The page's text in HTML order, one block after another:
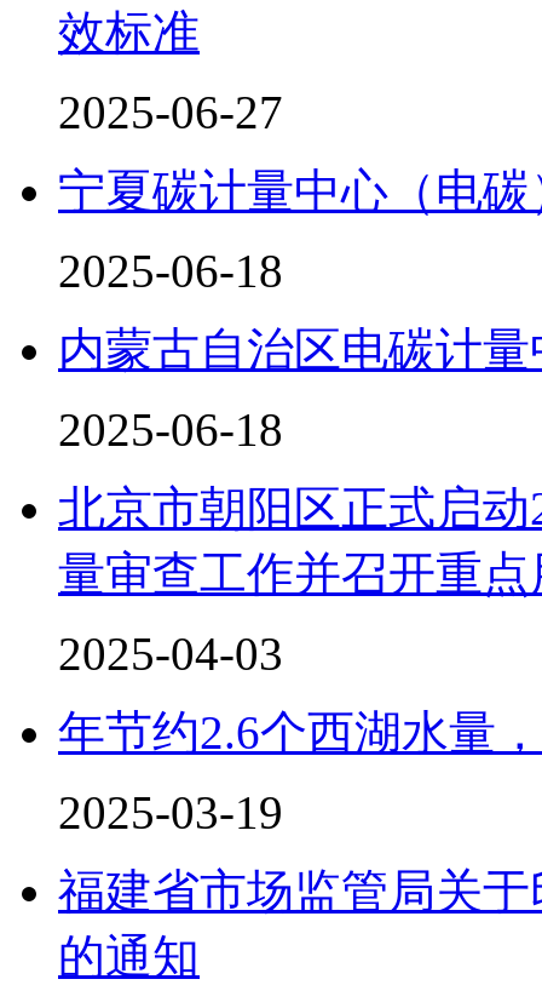
效标准
2025-06-27
宁夏碳计量中心（电
2025-06-18
内蒙古自治区电碳计
2025-06-18
北京市朝阳区正式启
量审查工作并召开重
2025-04-03
年节约2.6个西湖水量
2025-03-19
福建省市场监管局关
的通知